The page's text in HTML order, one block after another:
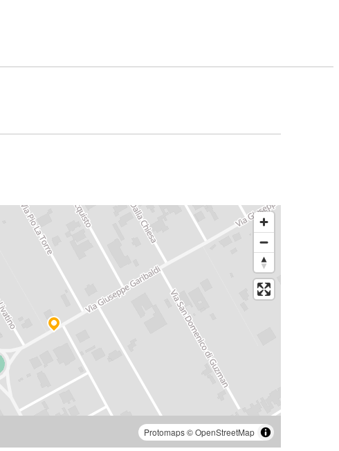
Protomaps©OpenStreetMap